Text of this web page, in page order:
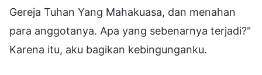
Gereja Tuhan Yang Mahakuasa, dan menahan
para anggotanya. Apa yang sebenarnya terjadi?"
Karena itu, aku bagikan kebingunganku.